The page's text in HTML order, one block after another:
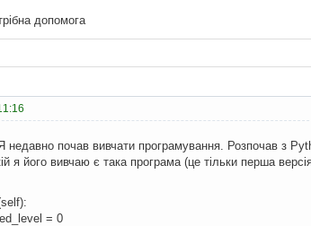
допомога
недавно почав вивчати програмування. Розпочав з
я його вивчаю є така програма (це тільки перша
= 0